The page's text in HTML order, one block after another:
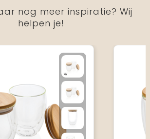
nog meer inspiratie? Wij
helpen je!